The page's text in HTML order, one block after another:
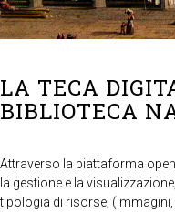
LA TECA
BIBLIOTECA
Attraverso la piattaforma
la gestione e la
tipologia di risorse,